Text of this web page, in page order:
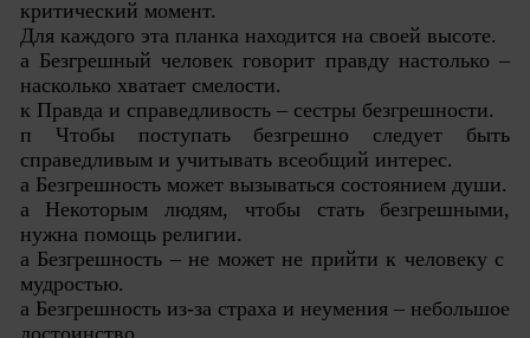
критический момент.
Для каждого эта планка находится на своей высоте.
а Безгрешный человек говорит правду настолько –
насколько хватает смелости.
к Правда и справедливость – сестры безгрешности.
п Чтобы поступать безгрешно следует быть
справедливым и учитывать всеобщий интерес.
а Безгрешность может вызываться состоянием души.
а Некоторым людям, чтобы стать безгрешными,
нужна помощь религии.
а Безгрешность – не может не прийти к человеку с
мудростью.
а Безгрешность из-за страха и неумения – небольшое